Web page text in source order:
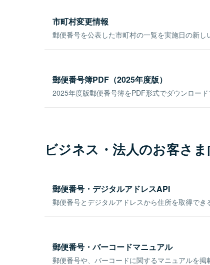
市町村変更情報
郵便番号を公表した市町村の一覧を実施日の新し
郵便番号簿PDF（2025年度版）
2025年度版郵便番号簿をPDF形式でダウンロード
ビジネス・法人のお客さ
郵便番号・デジタルアドレスAPI
郵便番号とデジタルアドレスから住所を取得でき
郵便番号・バーコードマニュアル
郵便番号や、バーコードに関するマニュアルを掲